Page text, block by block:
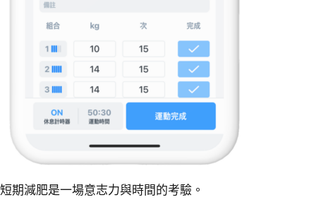
短期減肥是一場意志力與時間的考驗。